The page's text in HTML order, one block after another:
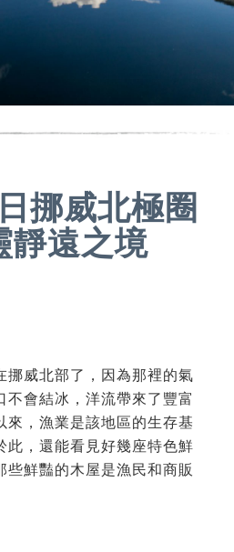
挪威北極圈
靜遠之境
挪威北部了，因為那裡的氣
不會結冰，洋流帶來了豐富
來，漁業是該地區的生存基
此，還能看見好幾座特色鮮
些鮮豔的木屋是漁民和商販